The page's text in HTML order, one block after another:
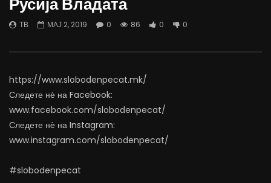
07.08.2026
АВГУСТ 7, 2026
АВГУСТ 6, 2026
ТВ МАЈ 2, 2019 0 86 0 0
https://www.slobodenpecat.mk/
Следете нѐ на Facebook:
www.facebook.com/slobodenpecat/
Следете нѐ на Instagram:
www.instagram.com/slobodenpecat/
#slobodenpecat